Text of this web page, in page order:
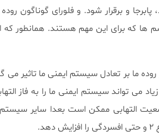
و برقرار شود. و فلورای گوناگون روده
ها که برای این مهم هستند.
ما بر تعادل سیستم ایمنی ما تاثیر می
می تواند سیستم ایمنی ما را به فاز
التهابی ممکن است بعدا سایر سیستم